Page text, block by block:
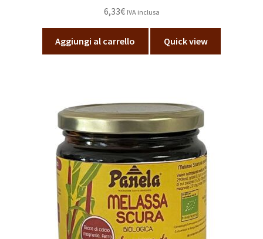
6,33€ IVA inclusa
Aggiungi al carrello Quick view